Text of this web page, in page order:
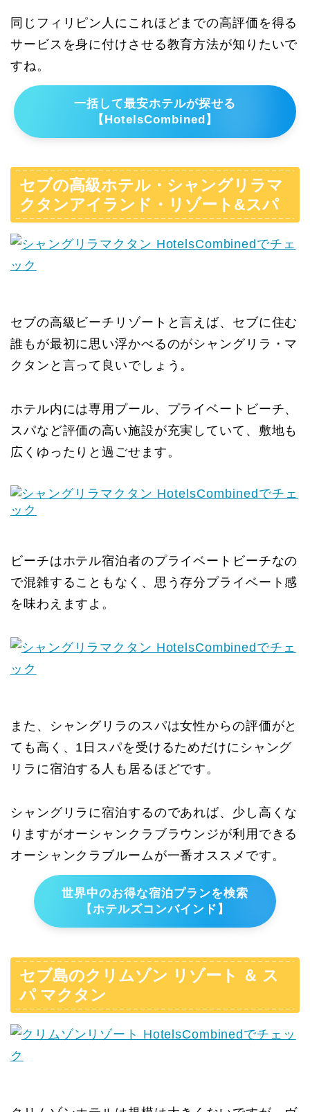
同じフィリピン人にこれほどまでの高評価を得る
サービスを身に付けさせる教育方法が知りたいで
すね。
一括して最安ホテルが探せる
【HotelsCombined】
セブの高級ホテル・シャングリラマ
クタンアイランド・リゾート&スパ
セブの高級ビーチリゾートと言えば、セブに住む
誰もが最初に思い浮かべるのがシャングリラ・マ
クタンと言って良いでしょう。
ホテル内には専用プール、プライベートビーチ、
スパなど評価の高い施設が充実していて、敷地も
広くゆったりと過ごせます。
ビーチはホテル宿泊者のプライベートビーチなの
で混雑することもなく、思う存分プライベート感
を味わえますよ。
また、シャングリラのスパは女性からの評価がと
ても高く、1日スパを受けるためだけにシャング
リラに宿泊する人も居るほどです。
シャングリラに宿泊するのであれば、少し高くな
りますがオーシャンクラブラウンジが利用できる
オーシャンクラブルームが一番オススメです。
世界中のお得な宿泊プランを検索
【ホテルズコンバインド】
セブ島のクリムゾン リゾート ＆ ス
パ マクタン